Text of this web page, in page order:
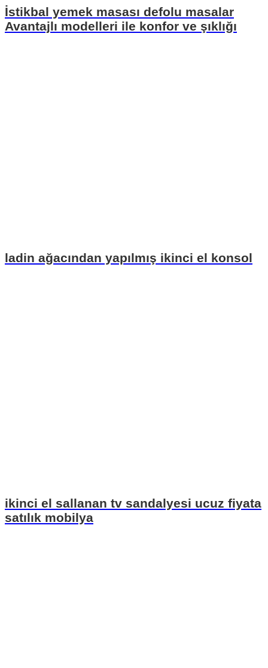
İstikbal yemek masası defolu masalar
Avantajlı modelleri ile konfor ve şıklığı
ladin ağacından yapılmış ikinci el konsol
ikinci el sallanan tv sandalyesi ucuz fiyata
satılık mobilya